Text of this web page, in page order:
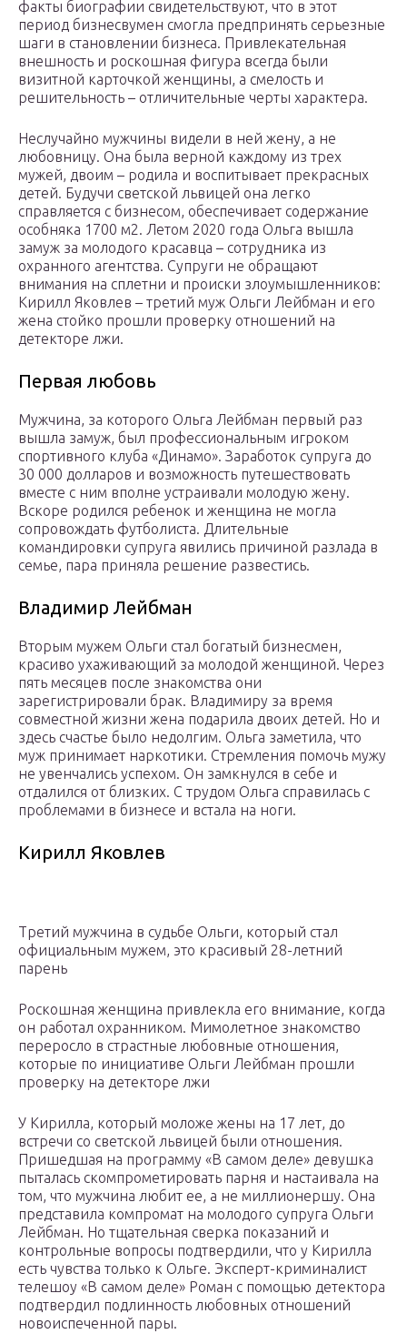
факты биографии свидетельствуют, что в этот
период бизнесвумен смогла предпринять серьезные
шаги в становлении бизнеса. Привлекательная
внешность и роскошная фигура всегда были
визитной карточкой женщины, а смелость и
решительность – отличительные черты характера.
Неслучайно мужчины видели в ней жену, а не
любовницу. Она была верной каждому из трех
мужей, двоим – родила и воспитывает прекрасных
детей. Будучи светской львицей она легко
справляется с бизнесом, обеспечивает содержание
особняка 1700 м2. Летом 2020 года Ольга вышла
замуж за молодого красавца – сотрудника из
охранного агентства. Супруги не обращают
внимания на сплетни и происки злоумышленников:
Кирилл Яковлев – третий муж Ольги Лейбман и его
жена стойко прошли проверку отношений на
детекторе лжи.
Первая любовь
Мужчина, за которого Ольга Лейбман первый раз
вышла замуж, был профессиональным игроком
спортивного клуба «Динамо». Заработок супруга до
30 000 долларов и возможность путешествовать
вместе с ним вполне устраивали молодую жену.
Вскоре родился ребенок и женщина не могла
сопровождать футболиста. Длительные
командировки супруга явились причиной разлада в
семье, пара приняла решение развестись.
Владимир Лейбман
Вторым мужем Ольги стал богатый бизнесмен,
красиво ухаживающий за молодой женщиной. Через
пять месяцев после знакомства они
зарегистрировали брак. Владимиру за время
совместной жизни жена подарила двоих детей. Но и
здесь счастье было недолгим. Ольга заметила, что
муж принимает наркотики. Стремления помочь мужу
не увенчались успехом. Он замкнулся в себе и
отдалился от близких. С трудом Ольга справилась с
проблемами в бизнесе и встала на ноги.
Кирилл Яковлев
Третий мужчина в судьбе Ольги, который стал
официальным мужем, это красивый 28-летний
парень
Роскошная женщина привлекла его внимание, когда
он работал охранником. Мимолетное знакомство
переросло в страстные любовные отношения,
которые по инициативе Ольги Лейбман прошли
проверку на детекторе лжи
У Кирилла, который моложе жены на 17 лет, до
встречи со светской львицей были отношения.
Пришедшая на программу «В самом деле» девушка
пыталась скомпрометировать парня и настаивала на
том, что мужчина любит ее, а не миллионершу. Она
представила компромат на молодого супруга Ольги
Лейбман. Но тщательная сверка показаний и
контрольные вопросы подтвердили, что у Кирилла
есть чувства только к Ольге. Эксперт-криминалист
телешоу «В самом деле» Роман с помощью детектора
подтвердил подлинность любовных отношений
новоиспеченной пары.